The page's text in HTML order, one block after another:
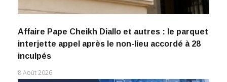
Affaire Pape Cheikh Diallo et autres : le parquet
interjette appel après le non-lieu accordé à 28
inculpés
8 Août 2026